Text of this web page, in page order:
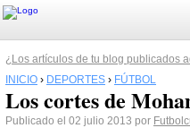
¿Los artículos de tu blog publicados
INICIO › DEPORTES › FÚTBOL
Los cortes de
Publicado el 02 julio 2013 por